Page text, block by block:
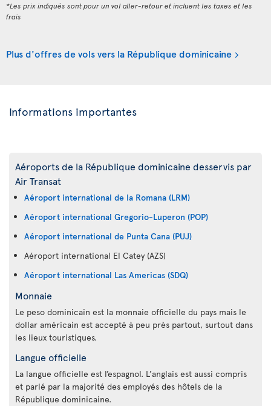
*Les prix indiqués sont pour un vol aller-retour et incluent les taxes et les
frais
Plus d'offres de vols vers la République dominicaine
Informations importantes
Aéroports de la République dominicaine desservis par
Air Transat
Aéroport international de la Romana (LRM)
Aéroport international Gregorio-Luperon (POP)
Aéroport international de Punta Cana (PUJ)
Aéroport international El Catey (AZS)
Aéroport international Las Americas (SDQ)
Monnaie
Le peso dominicain est la monnaie officielle du pays mais le
dollar américain est accepté à peu près partout, surtout dans
les lieux touristiques.
Langue officielle
La langue officielle est l’espagnol. L’anglais est aussi compris
et parlé par la majorité des employés des hôtels de la
République dominicaine.